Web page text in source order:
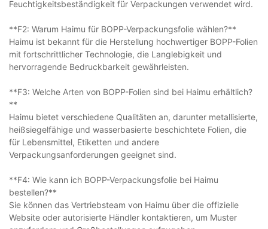
Feuchtigkeitsbeständigkeit für Verpackungen verwendet wird.
**F2: Warum Haimu für BOPP-Verpackungsfolie wählen?**
Haimu ist bekannt für die Herstellung hochwertiger BOPP-Folien
mit fortschrittlicher Technologie, die Langlebigkeit und
hervorragende Bedruckbarkeit gewährleisten.
**F3: Welche Arten von BOPP-Folien sind bei Haimu erhältlich?
**
Haimu bietet verschiedene Qualitäten an, darunter metallisierte,
heißsiegelfähige und wasserbasierte beschichtete Folien, die
für Lebensmittel, Etiketten und andere
Verpackungsanforderungen geeignet sind.
**F4: Wie kann ich BOPP-Verpackungsfolie bei Haimu
bestellen?**
Sie können das Vertriebsteam von Haimu über die offizielle
Website oder autorisierte Händler kontaktieren, um Muster